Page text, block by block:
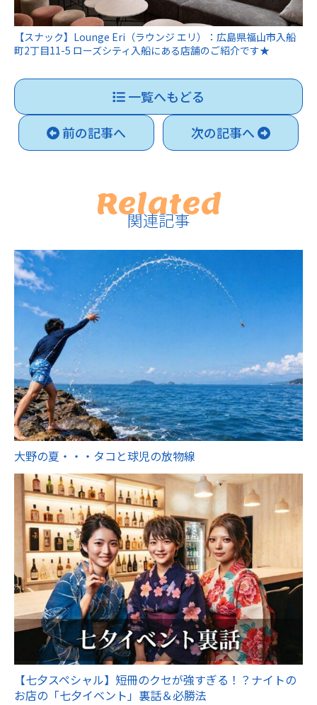
【スナック】Lounge Eri（ラウンジ エリ）：広島県福山市入船
町2丁目11-5 ローズシティ入船にある店舗のご紹介です★
一覧へもどる
前の記事へ
次の記事へ
Related
関連記事
大野の夏・・・タコと球児の放物線
【七夕スペシャル】短冊のクセが強すぎる！？ナイトの
お店の「七夕イベント」裏話＆必勝法